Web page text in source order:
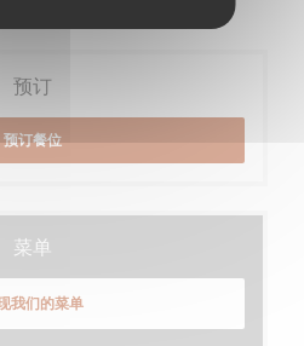
预订
预订餐位
菜单
我们的菜单